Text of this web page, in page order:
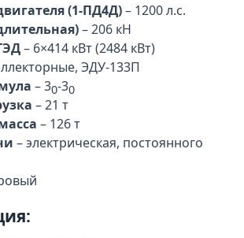
(1-ПД4Д)– 1200 л.с.
– 206 кН
– 6×414 кВт (2484 кВт)
ЭДУ-133П
– 30-30
– 21 т
– 126 т
– электрическая, постоянного